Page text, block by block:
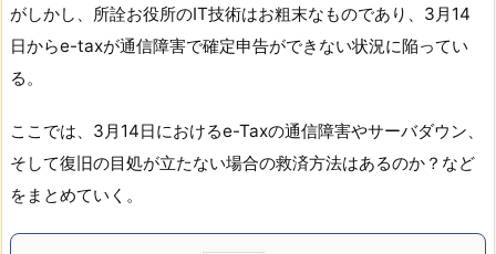
がしかし、所詮お役所のIT技術はお粗末なものであり、3月14
日からe-taxが通信障害で確定申告ができない状況に陥ってい
る。
ここでは、3月14日におけるe-Taxの通信障害やサーバダウン、
そして復旧の目処が立たない場合の救済方法はあるのか？など
をまとめていく。